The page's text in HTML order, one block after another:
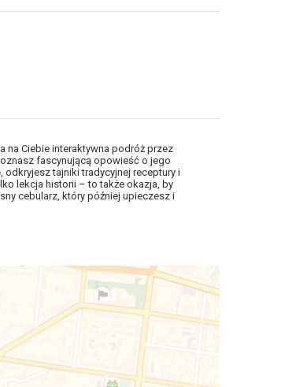
na Ciebie interaktywna podróż przez
fascynującą opowieść o jego
tajniki tradycyjnej receptury i
lekcja historii – to także okazja, by
cebularz, który później upieczesz i